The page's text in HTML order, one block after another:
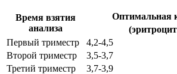
Время взятия
анализа
Оптимальная
Первый триместр
4,2-4,5
Второй триместр
3,5-3,7
Третий триместр
3,7-3,9